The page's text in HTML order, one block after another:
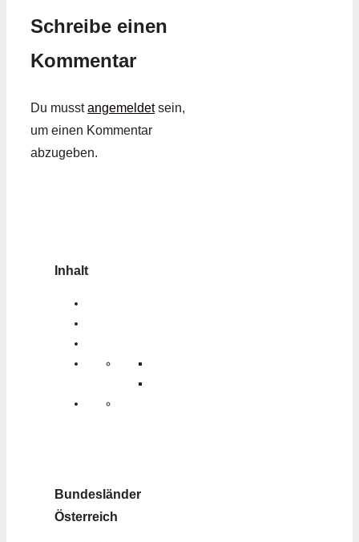
Schreibe einen
Kommentar
Du musstangemeldetsein,
um einen Kommentar
abzugeben.
Inhalt
Bundesländer
Österreich